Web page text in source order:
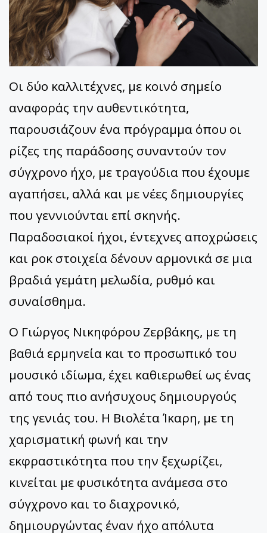
Οι δύο καλλιτέχνες, με κοινό σημείο
αναφοράς την αυθεντικότητα,
παρουσιάζουν ένα πρόγραμμα όπου οι
ρίζες της παράδοσης συναντούν τον
σύγχρονο ήχο, με τραγούδια που έχουμε
αγαπήσει, αλλά και με νέες δημιουργίες
που γεννιούνται επί σκηνής.
Παραδοσιακοί ήχοι, έντεχνες αποχρώσεις
και ροκ στοιχεία δένουν αρμονικά σε μια
βραδιά γεμάτη μελωδία, ρυθμό και
συναίσθημα.
Ο Γιώργος Νικηφόρου Ζερβάκης, με τη
βαθιά ερμηνεία και το προσωπικό του
μουσικό ιδίωμα, έχει καθιερωθεί ως ένας
από τους πιο ανήσυχους δημιουργούς
της γενιάς του. Η Βιολέτα Ίκαρη, με τη
χαρισματική φωνή και την
εκφραστικότητα που την ξεχωρίζει,
κινείται με φυσικότητα ανάμεσα στο
σύγχρονο και το διαχρονικό,
δημιουργώντας έναν ήχο απόλυτα